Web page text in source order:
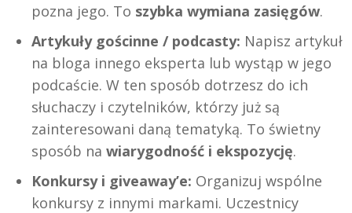
pozna jego. To szybka wymiana zasięgów.
Artykuły gościnne / podcasty: Napisz artykuł
na bloga innego eksperta lub wystąp w jego
podcaście. W ten sposób dotrzesz do ich
słuchaczy i czytelników, którzy już są
zainteresowani daną tematyką. To świetny
sposób na wiarygodność i ekspozycję.
Konkursy i giveaway’e: Organizuj wspólne
konkursy z innymi markami. Uczestnicy